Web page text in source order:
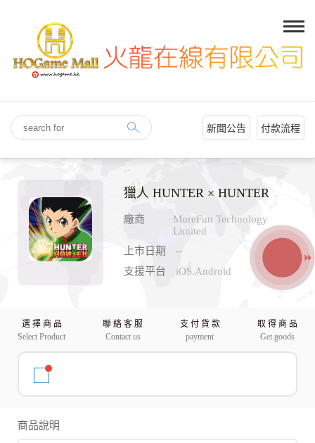
新聞公告 付款流程
獵人 HUNTER × HUNTER
廠商
MoreFun Technology
Limited
上市日期
--
支援平台
iOS.Android
選 擇 商 品
Select Product
聯 絡 客 服
Contact us
支 付 貨 款
payment
取 得 商 品
Get goods
商品說明